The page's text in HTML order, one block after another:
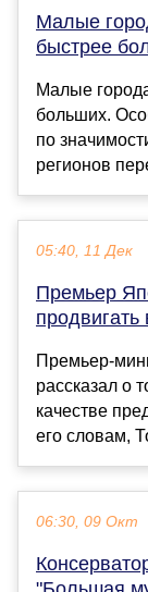
Малые
быстрее
Малые
больших.
по
регионов
05:40, 11 Дек
Премьер
продвигать
Премьер-
рассказал о
качестве
его словам,
06:30, 09 Окт